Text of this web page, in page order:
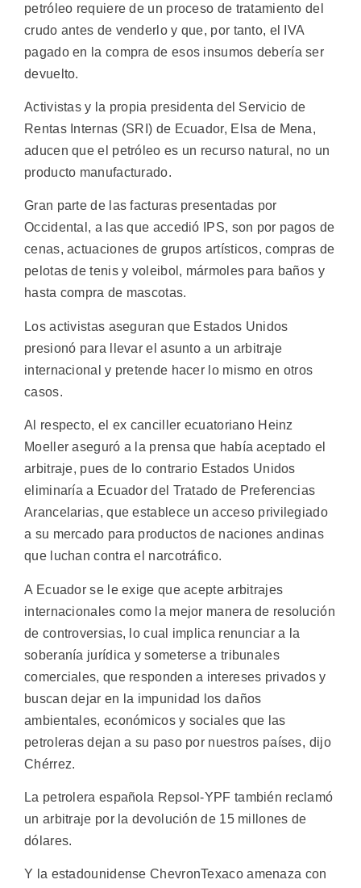
petróleo requiere de un proceso de tratamiento del
crudo antes de venderlo y que, por tanto, el IVA
pagado en la compra de esos insumos debería ser
devuelto.
Activistas y la propia presidenta del Servicio de
Rentas Internas (SRI) de Ecuador, Elsa de Mena,
aducen que el petróleo es un recurso natural, no un
producto manufacturado.
Gran parte de las facturas presentadas por
Occidental, a las que accedió IPS, son por pagos de
cenas, actuaciones de grupos artísticos, compras de
pelotas de tenis y voleibol, mármoles para baños y
hasta compra de mascotas.
Los activistas aseguran que Estados Unidos
presionó para llevar el asunto a un arbitraje
internacional y pretende hacer lo mismo en otros
casos.
Al respecto, el ex canciller ecuatoriano Heinz
Moeller aseguró a la prensa que había aceptado el
arbitraje, pues de lo contrario Estados Unidos
eliminaría a Ecuador del Tratado de Preferencias
Arancelarias, que establece un acceso privilegiado
a su mercado para productos de naciones andinas
que luchan contra el narcotráfico.
A Ecuador se le exige que acepte arbitrajes
internacionales como la mejor manera de resolución
de controversias, lo cual implica renunciar a la
soberanía jurídica y someterse a tribunales
comerciales, que responden a intereses privados y
buscan dejar en la impunidad los daños
ambientales, económicos y sociales que las
petroleras dejan a su paso por nuestros países, dijo
Chérrez.
La petrolera española Repsol-YPF también reclamó
un arbitraje por la devolución de 15 millones de
dólares.
Y la estadounidense ChevronTexaco amenaza con